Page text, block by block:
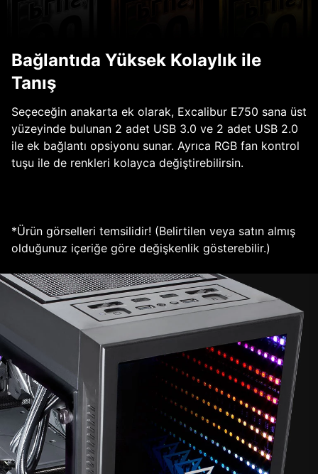
Bağlantıda Yüksek Kolaylık ile
Tanış
Seçeceğin anakarta ek olarak, Excalibur E750 sana üst
yüzeyinde bulunan 2 adet USB 3.0 ve 2 adet USB 2.0
ile ek bağlantı opsiyonu sunar. Ayrıca RGB fan kontrol
tuşu ile de renkleri kolayca değiştirebilirsin.
*Ürün görselleri temsilidir! (Belirtilen veya satın almış
olduğunuz içeriğe göre değişkenlik gösterebilir.)